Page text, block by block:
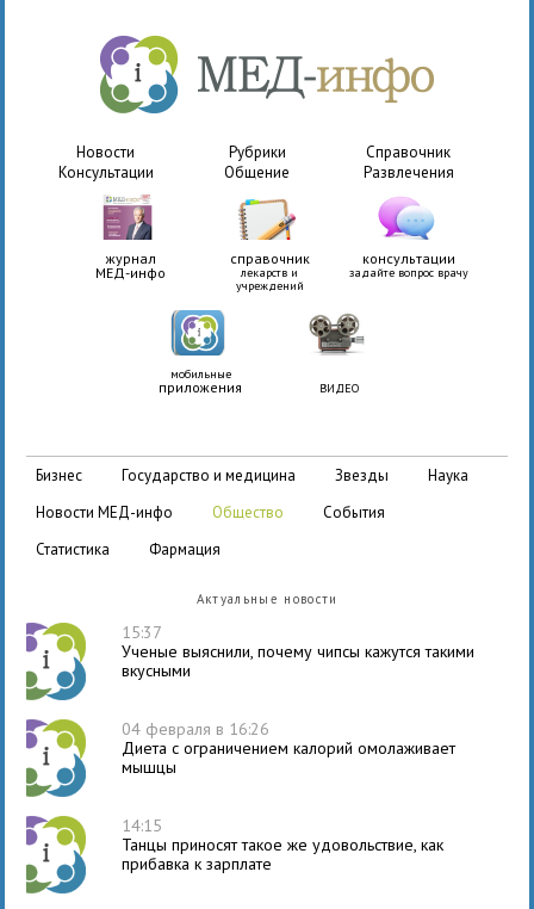
Новости Рубрики
Справочник
Консультации
Общение Развлечения
журнал
МЕД-инфо
справочник
лекарств и
учреждений
консультации
задайте вопрос врачу
мобильные
приложения ВИДЕО
бизнес государство и медицина звезды
наука
новости МЕД-инфо
общество
события
статистика
фармация
Актуальные новости
15:37
Ученые выяснили, почему чипсы кажутся такими
вкусными
04 февраля в 16:26
Диета с ограничением калорий омолаживает
мышцы
14:15
Танцы приносят такое же удовольствие, как
прибавка к зарплате